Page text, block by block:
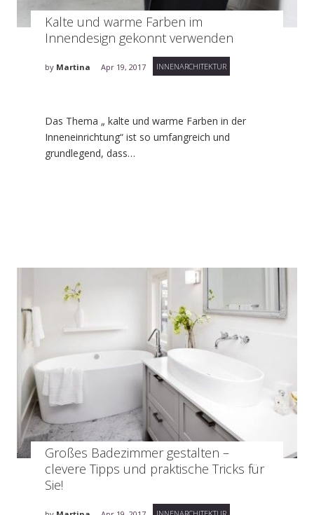
Kalte und warme Farben im
Innendesign gekonnt verwenden
by Martina Apr 19, 2017 INNENARCHITEKTUR
Das Thema „ kalte und warme Farben in der
Inneneinrichtung“ ist so umfangreich und
grundlegend, dass…
Großes Badezimmer gestalten –
clevere Tipps und praktische Tricks für
Sie!